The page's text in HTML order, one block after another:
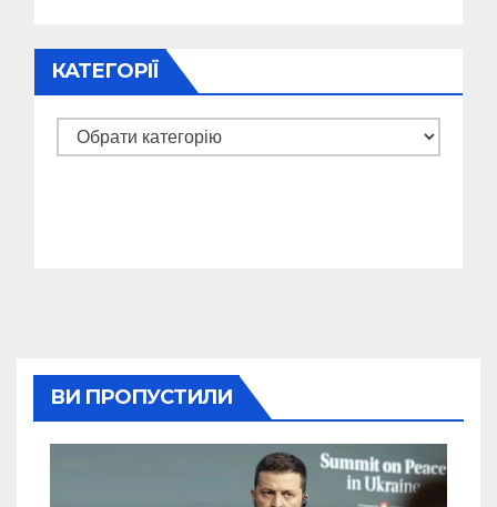
КАТЕГОРІЇ
Категорії
ВИ ПРОПУСТИЛИ